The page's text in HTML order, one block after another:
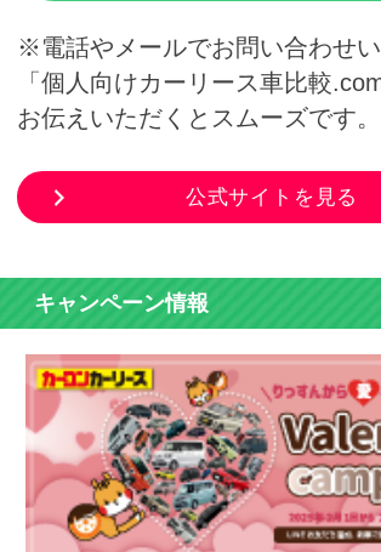
※電話やメールでお問い合わせい
「個人向けカーリース車比較
お伝えいただくとスムーズです。
公式サイトを見る
キャンペーン情報